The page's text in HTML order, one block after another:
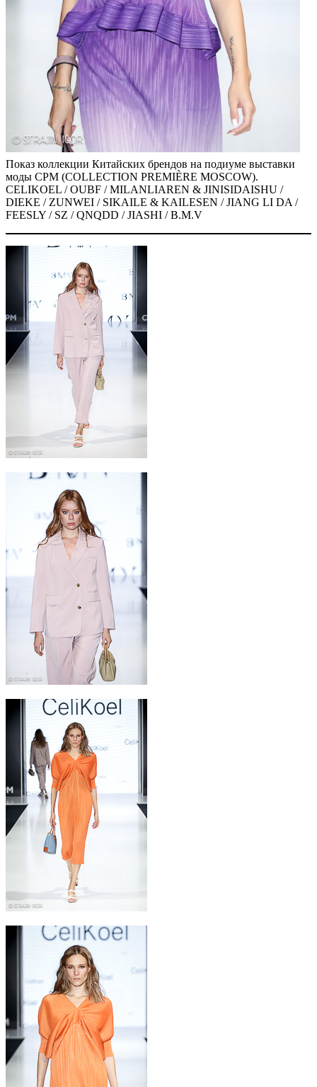
Показ коллекции Китайских брендов на подиуме выставки
моды CPM (COLLECTION PREMIÈRE MOSCOW).
CELIKOEL / OUBF / MILANLIAREN & JINISIDAISHU /
DIEKE / ZUNWEI / SIKAILE & KAILESEN / JIANG LI DA /
FEESLY / SZ / QNQDD / JIASHI / B.M.V